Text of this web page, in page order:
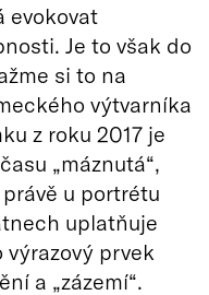
evokovat
Je to však do
si to na
výtvarníka
z roku 2017 je
„máznutá“,
u portrétu
uplatňuje
prvek
a „zázemí“.